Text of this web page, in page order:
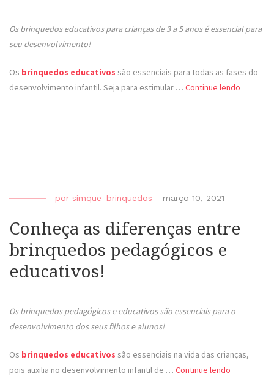
Os brinquedos educativos para crianças de 3 a 5 anos é essencial para
seu desenvolvimento!
Os brinquedos educativos são essenciais para todas as fases do
desenvolvimento infantil. Seja para estimular … Continue lendo
por simque_brinquedos - março 10, 2021
Conheça as diferenças entre
brinquedos pedagógicos e
educativos!
Os brinquedos pedagógicos e educativos são essenciais para o
desenvolvimento dos seus filhos e alunos!
Os brinquedos educativos são essenciais na vida das crianças,
pois auxilia no desenvolvimento infantil de … Continue lendo